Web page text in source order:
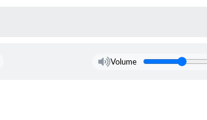
Volume